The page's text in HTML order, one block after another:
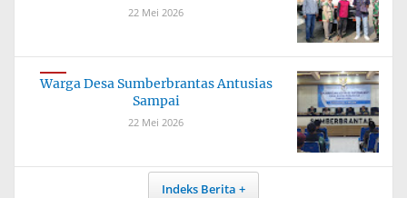
22 Mei 2026
Warga Desa Sumberbrantas Antusias
Sampai
22 Mei 2026
Indeks Berita